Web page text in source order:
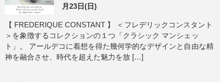
月23日(日)
【 FREDERIQUE CONSTANT 】 ＜フレデリックコンスタント
＞を象徴するコレクションの１つ「クラシック マンシェッ
ト」。 アールデコに着想を得た幾何学的なデザインと自由な精
神を融合させ、時代を超えた魅力を放 […]